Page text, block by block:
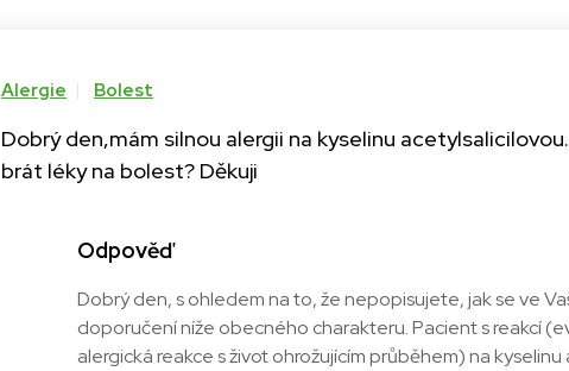
Alergie Bolest
Dobrý den,mám silnou alergii na kyselinu
brát léky na bolest? Děkuji
Odpověď
Dobrý den, s ohledem na to, že nepopisujete, jak se ve
doporučení níže obecného charakteru. Pacient s reakcí
alergická reakce s život ohrožujícím průběhem) na